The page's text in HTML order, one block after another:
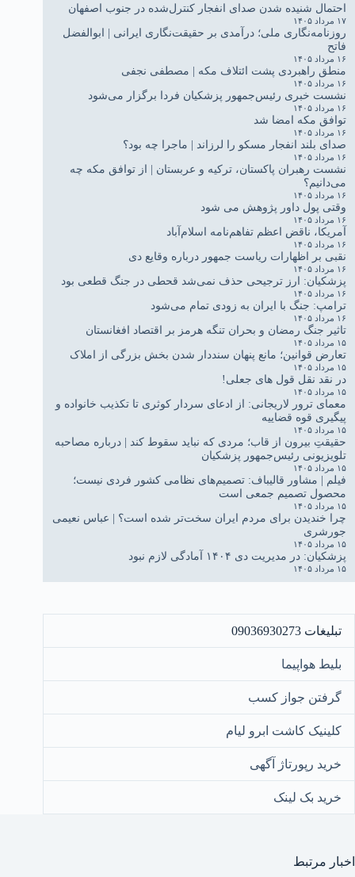
احتمال شنیده شدن صدای انفجار کنترل‌شده در جنوب اصفهان
۱۷ مرداد ۱۴۰۵
روزنامه‌نگاری ملی؛ درآمدی بر حقیقت‌نگاری ایرانی | ابوالفضل
فاتح
۱۶ مرداد ۱۴۰۵
منطق راهبردی پشت ائتلاف مکه | مصطفی نجفی
۱۶ مرداد ۱۴۰۵
نشست خبری رئیس‌جمهور پزشکیان فردا برگزار می‌شود
۱۶ مرداد ۱۴۰۵
توافق مکه امضا شد
۱۶ مرداد ۱۴۰۵
صدای بلند انفجار مسکو را لرزاند | ماجرا چه بود؟
۱۶ مرداد ۱۴۰۵
نشست رهبران پاکستان، ترکیه و عربستان | از توافق مکه چه
می‌دانیم؟
۱۶ مرداد ۱۴۰۵
وقتی پول داور پژوهش می شود
۱۶ مرداد ۱۴۰۵
آمریکا، ناقض اعظم تفاهم‌نامه اسلام‌آباد
۱۶ مرداد ۱۴۰۵
نقبی بر اظهارات ریاست جمهور درباره وقایع دی
۱۶ مرداد ۱۴۰۵
پزشکیان: ارز ترجیحی حذف نمی‌شد قحطی در جنگ قطعی بود
۱۶ مرداد ۱۴۰۵
ترامپ: جنگ با ایران به زودی تمام می‌شود
۱۶ مرداد ۱۴۰۵
تاثیر جنگ رمضان و بحران تنگه هرمز بر اقتصاد افغانستان
۱۵ مرداد ۱۴۰۵
تعارض قوانین؛ مانع پنهان سنددار شدن بخش بزرگی از املاک
۱۵ مرداد ۱۴۰۵
در نقد نقل قول های جعلی!
۱۵ مرداد ۱۴۰۵
معمای ترور لاریجانی: از ادعای سردار کوثری تا تکذیب خانواده و
پیگیری قوه قضاییه
۱۵ مرداد ۱۴۰۵
حقیقتِ بیرون از قاب؛ مردی که نباید سقوط کند | درباره مصاحبه
تلویزیونی رئیس‌جمهور پزشکیان
۱۵ مرداد ۱۴۰۵
فیلم | مشاور قالیباف: تصمیم‌های نظامی کشور فردی نیست؛
محصول تصمیم جمعی است
۱۵ مرداد ۱۴۰۵
چرا خندیدن برای مردم ایران سخت‌تر شده است؟ | عباس نعیمی
جورشری
۱۵ مرداد ۱۴۰۵
پزشکیان: در مدیریت دی ۱۴۰۴ آمادگی لازم نبود
۱۵ مرداد ۱۴۰۵
تبلیغات 09036930273
بلیط هواپیما
گرفتن جواز کسب
کلینیک کاشت ابرو لیام
خرید رپورتاژ آگهی
خرید بک لینک
اخبار مرتبط